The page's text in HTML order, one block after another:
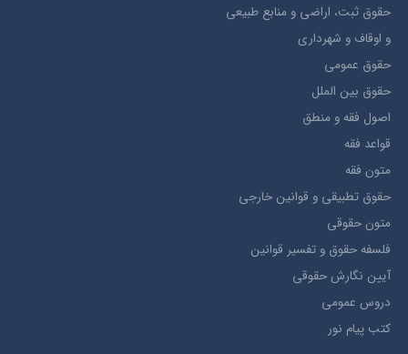
حقوق ثبت، اراضي و منابع طبيعي
و اوقاف و شهرداری
حقوق عمومی
حقوق بين الملل
اصول فقه و منطق
قواعد فقه
متون فقه
حقوق تطبيقي و قوانین خارجی
متون حقوقي
فلسفه حقوق و تفسیر قوانین
آیین نگارش حقوقی
دروس عمومی
کتب پیام نور